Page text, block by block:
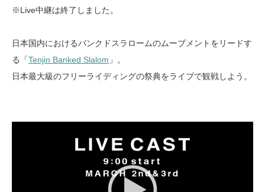
※Live中継は終了しました。
日本国内におけるバンクドスラロームのムーブメントをリードす
る「Tenjin Banked Slalom 」。
日本最大級のフリーライディングの祭典をライブで観戦しよう。